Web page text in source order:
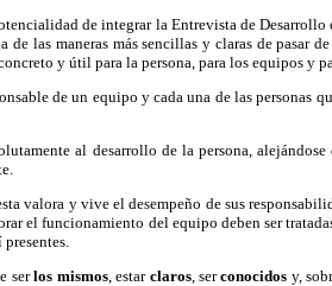
de integrar la Entrevista de Desarrollo
las maneras más sencillas y claras de pasar
y útil para la persona, para los equipos y
de un equipo y cada una de las personas
al desarrollo de la persona,
valora y vive el desempeño de sus
el funcionamiento del equipo deben ser
serlos mismos, estar claros, serconocidos y,